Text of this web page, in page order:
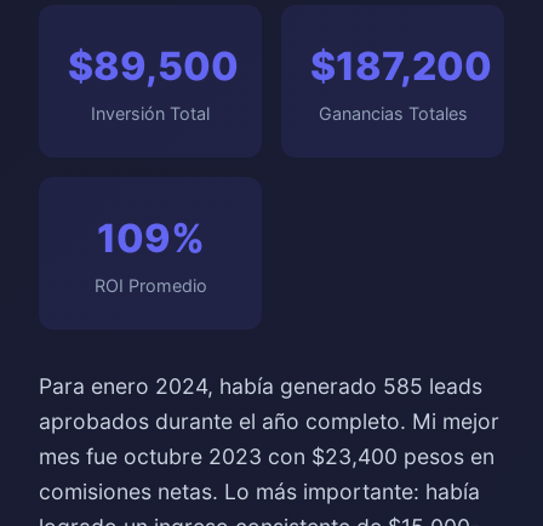
$89,500
Inversión Total
$187,200
Ganancias Totales
109%
ROI Promedio
Para enero 2024, había generado 585 leads
aprobados durante el año completo. Mi mejor
mes fue octubre 2023 con $23,400 pesos en
comisiones netas. Lo más importante: había